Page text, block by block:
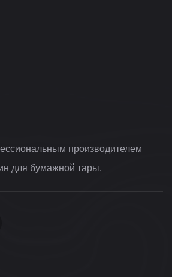
производителем
для бумажной тары.